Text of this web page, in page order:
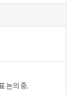
논의 중.